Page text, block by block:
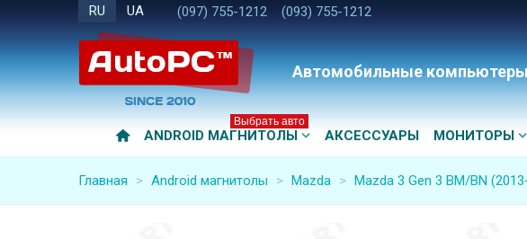
RU UA (097) 755-1212 (093) 755-1212
Автомобильные
ANDROID МАГНИТОЛЫ
Выбрать авто
АКСЕССУАРЫ МОНИТОРЫ
Главная > Android магнитолы > Mazda > Mazda 3 Gen 3 BM/BN